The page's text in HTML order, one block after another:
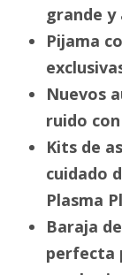
grande
Pijama
Nuevos
ruido
Kits de
cuidado
Plasma
Baraja
perfecta